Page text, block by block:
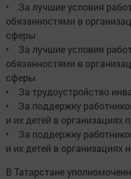
• За лучшие условия
обязанностями в
сферы
• За лучшие условия
обязанностями в
сферы
• За трудоустройство
• За поддержку
и их детей в организациях
• За поддержку
и их детей в организациях
В Татарстане